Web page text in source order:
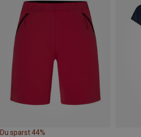
Du sparst 44%